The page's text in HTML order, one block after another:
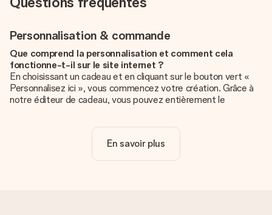
Personnalisation & commande
Que comprend la personnalisation et comment cela
fonctionne-t-il sur le site internet ?
En choisissant un cadeau et en cliquant sur le bouton vert «
Personnalisez ici », vous commencez votre création. Grâce à
notre éditeur de cadeau, vous pouvez entièrement le
unique pour ajouter une touche finale à votre cadeau.
La personnalisation est-elle comprise dans le prix ?
En savoir plus